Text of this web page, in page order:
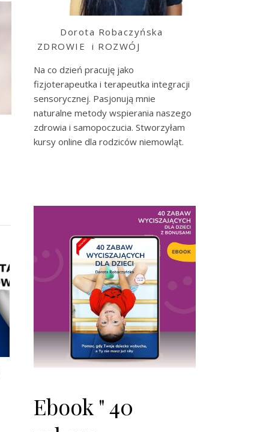
Dorota Robaczyńska
ZDROWIE i ROZWÓJ
Na co dzień pracuję jako
fizjoterapeutka i terapeutka integracji
sensorycznej. Pasjonują mnie
naturalne metody wspierania naszego
zdrowia i samopoczucia. Stworzyłam
kursy online dla rodziców niemowląt.
Ebook " 40